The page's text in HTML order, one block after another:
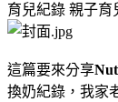
育兒紀錄 親子育
這篇要來分享
換奶紀錄，我家